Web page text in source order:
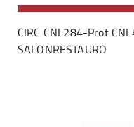
CIRC CNI 284-Prot
SALONRESTAURO